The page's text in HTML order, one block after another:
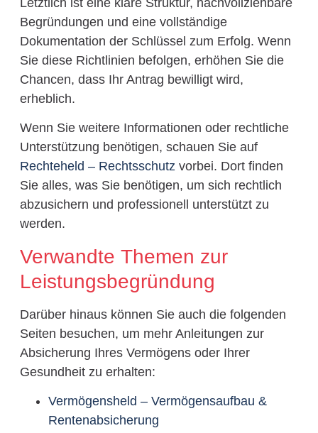
Begründungen und eine vollständige
Dokumentation der Schlüssel zum Erfolg. Wenn
Sie diese Richtlinien befolgen, erhöhen Sie die
Chancen, dass Ihr Antrag bewilligt wird,
erheblich.
Wenn Sie weitere Informationen oder rechtliche
Unterstützung benötigen, schauen Sie auf
Rechteheld – Rechtsschutzvorbei. Dort finden
Sie alles, was Sie benötigen, um sich rechtlich
abzusichern und professionell unterstützt zu
werden.
Verwandte Themen zur
Leistungsbegründung
Darüber hinaus können Sie auch die folgenden
Seiten besuchen, um mehr Anleitungen zur
Absicherung Ihres Vermögens oder Ihrer
Gesundheit zu erhalten:
Vermögensheld – Vermögensaufbau &
Rentenabsicherung